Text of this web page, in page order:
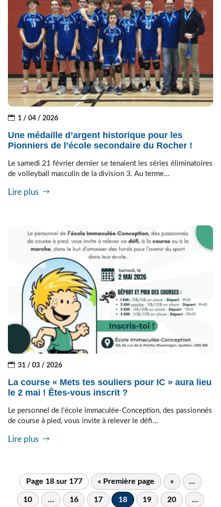
1 / 04 / 2026
Une médaille d’argent historique pour les
Pionniers de l’école secondaire du Rocher !
Le samedi 21 février dernier se tenaient les séries éliminatoires
de volleyball masculin de la division 3. Au terme...
Lire plus
31 / 03 / 2026
La course « Mets tes souliers pour IC » aura lieu
le 2 mai ! Êtes-vous inscrit ?
Le personnel de l'école immaculée-Conception, des passionnés
de course à pied, vous invite à relever le défi...
Lire plus
Page 18 sur 177 « Première page « …
10 … 16 17 18 19 20 …